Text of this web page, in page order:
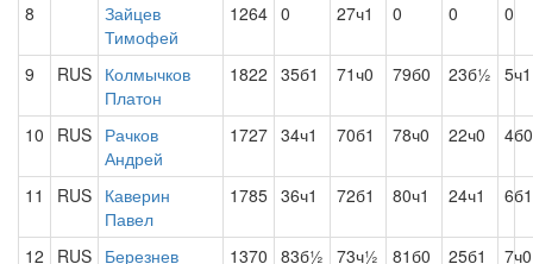
8
Зайцев
Тимофей
1264 0 27ч1 0 0 0
9 RUS Колмычков
Платон
1822 35б1 71ч0 79б0 23б½ 5ч1
10 RUS Рачков
Андрей
1727 34ч1 70б1 78ч0 22ч0 4б0
11 RUS Каверин
Павел
1785 36ч1 72б1 80ч1 24ч1 6б1
12 RUS Березнев
1370 83б½ 73ч½ 81б0 25б1 7ч0